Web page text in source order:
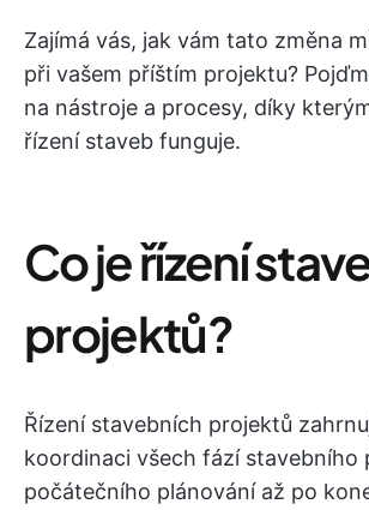
Zajímá vás, jak vám tato změna
při vašem příštím projektu?
na nástroje a procesy, díky
řízení staveb funguje.
Co je řízení
projektů?
Řízení stavebních projektů
koordinaci všech fází stavebního
počátečního plánování až po